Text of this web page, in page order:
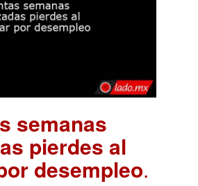
semanas
pierdes al
desempleo.